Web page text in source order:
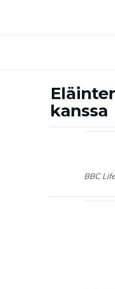
kanssa
BBC Life